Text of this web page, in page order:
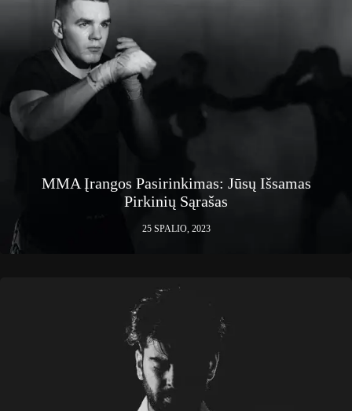
MMA Įrangos Pasirinkimas: Jūsų Išsamas
Pirkinių Sąrašas
25 SPALIO, 2023